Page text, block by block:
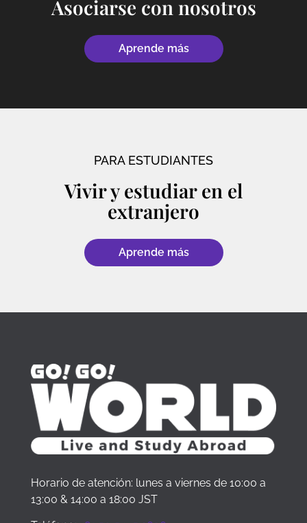
Asociarse con nosotros
Aprende más
PARA ESTUDIANTES
Vivir y estudiar en el
extranjero
Aprende más
Horario de atención: lunes a viernes de 10:00 a
13:00 & 14:00 a 18:00 JST